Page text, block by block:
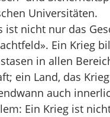
Universitäten.
ist nicht nur das
Ein Krieg
in allen
ein Land, das
auch
Ein Krieg ist